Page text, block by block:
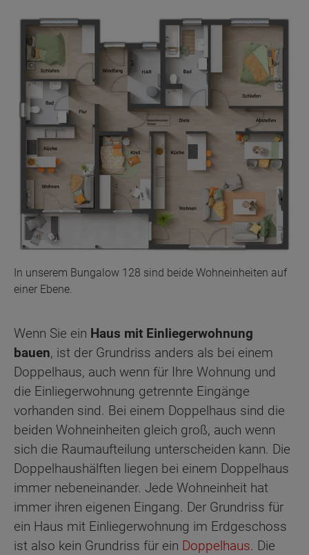
In unserem Bungalow 128 sind beide Wohneinheiten auf
einer Ebene.
Wenn Sie ein Haus mit Einliegerwohnung
bauen, ist der Grundriss anders als bei einem
Doppelhaus, auch wenn für Ihre Wohnung und
die Einliegerwohnung getrennte Eingänge
vorhanden sind. Bei einem Doppelhaus sind die
beiden Wohneinheiten gleich groß, auch wenn
sich die Raumaufteilung unterscheiden kann. Die
Doppelhaushälften liegen bei einem Doppelhaus
immer nebeneinander. Jede Wohneinheit hat
immer ihren eigenen Eingang. Der Grundriss für
ein Haus mit Einliegerwohnung im Erdgeschoss
ist also kein Grundriss für ein Doppelhaus. Die